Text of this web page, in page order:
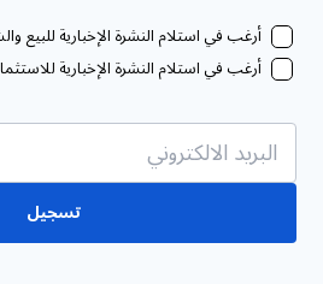
أرغب في استلام النشرة الإخبارية للبيع
أرغب في استلام النشرة الإخبارية
تسجيل